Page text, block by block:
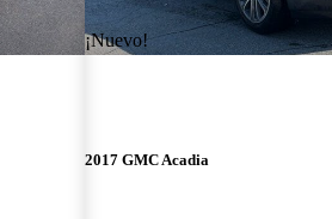
¡Nuevo!
2017 GMC Acadia